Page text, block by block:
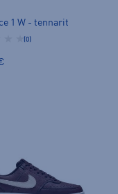
1 W - tennarit
(0)